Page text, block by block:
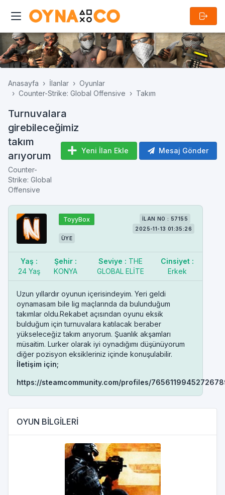
Anasayfa İlanlar
Oyunlar
Counter-Strike: Global Offensive
Takım
Turnuvalara
girebileceğimiz
takım
arıyorum
Counter-
Strike: Global
Offensive
Yeni İlan Ekle Mesaj Gönder
ToyyBox
ÜYE
İLAN NO : 57155
2025-11-13 01:35:26
Yaş :
24 Yaş
Şehir :
KONYA
Seviye : THE
GLOBAL ELİTE
Cinsiyet :
Erkek
Uzun yıllardır oyunun içerisindeyim. Yeri geldi
oynamasam bile lig maçlarında da bulunduğum
takımlar oldu.Rekabet açısından oyunu eksik
bulduğum için turnuvalara katılacak beraber
yükseleceğiz takım arıyorum. Şuanlık akşamları
müsaitim. Lurker olarak iyi oynadığımı düşünüyorum
diğer pozisyon eksikleriniz içinde konuşulabilir.
İletişim için;
https://steamcommunity.com/profiles/
OYUN BİLGİLERİ